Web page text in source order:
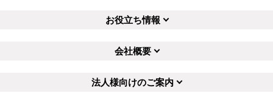
お役立ち情報
会社概要
法人様向けのご案内